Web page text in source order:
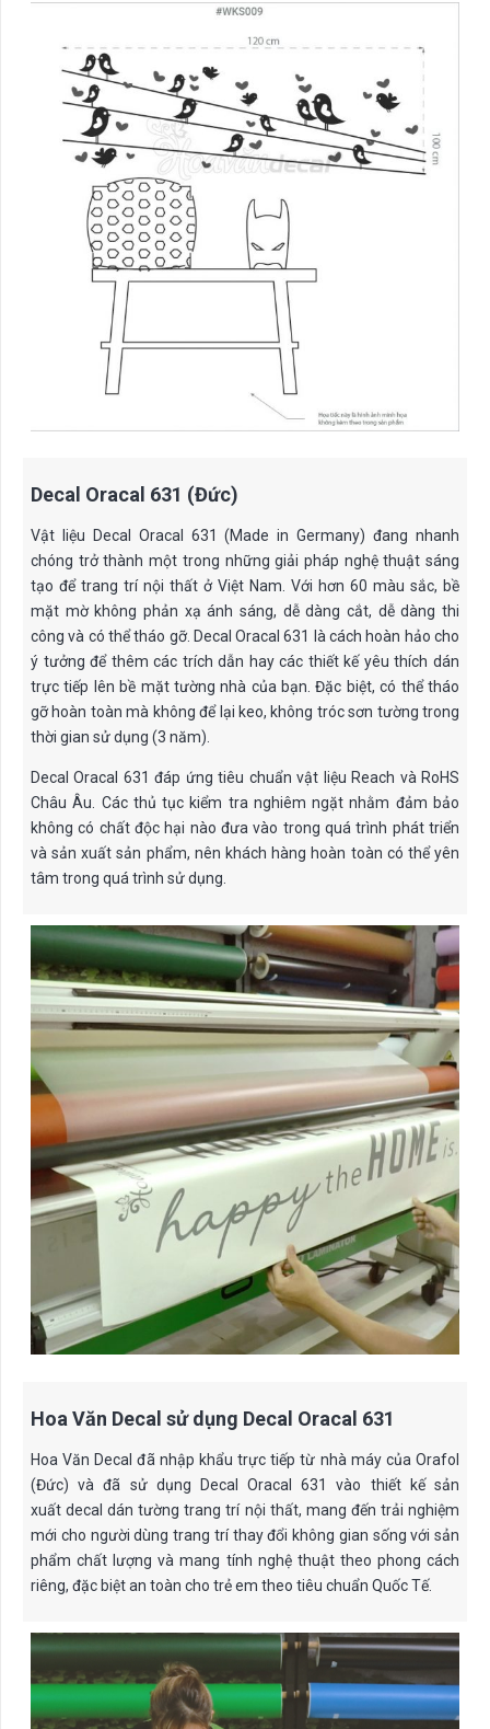
Decal Oracal 631 (Đức)
Vật liệu Decal Oracal 631 (Made in Germany) đang nhanh
chóng trở thành một trong những giải pháp nghệ thuật sáng
tạo để trang trí nội thất ở Việt Nam. Với hơn 60 màu sắc, bề
mặt mờ không phản xạ ánh sáng, dễ dàng cắt, dễ dàng thi
công và có thể tháo gỡ. Decal Oracal 631 là cách hoàn hảo cho
ý tưởng để thêm các trích dẫn hay các thiết kế yêu thích dán
trực tiếp lên bề mặt tường nhà của bạn. Đặc biệt, có thể tháo
gỡ hoàn toàn mà không để lại keo, không tróc sơn tường trong
thời gian sử dụng (3 năm).
Decal Oracal 631 đáp ứng tiêu chuẩn vật liệu Reach và RoHS
Châu Âu. Các thủ tục kiểm tra nghiêm ngặt nhằm đảm bảo
không có chất độc hại nào đưa vào trong quá trình phát triển
và sản xuất sản phẩm, nên khách hàng hoàn toàn có thể yên
tâm trong quá trình sử dụng.
Hoa Văn Decal sử dụng Decal Oracal 631
Hoa Văn Decal đã nhập khẩu trực tiếp từ nhà máy của Orafol
(Đức) và đã sử dụng Decal Oracal 631 vào thiết kế sản
xuất decal dán tường trang trí nội thất, mang đến trải nghiệm
mới cho người dùng trang trí thay đổi không gian sống với sản
phẩm chất lượng và mang tính nghệ thuật theo phong cách
riêng, đặc biệt an toàn cho trẻ em theo tiêu chuẩn Quốc Tế.